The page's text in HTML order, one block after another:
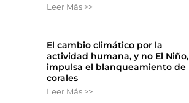
Leer Más >>
El cambio climático por la
actividad humana, y no El Niño,
impulsa el blanqueamiento de
corales
Leer Más >>